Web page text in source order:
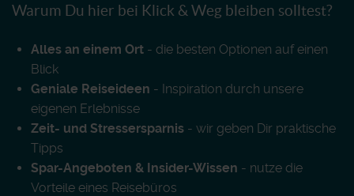
Warum Du hier bei Klick & Weg bleiben solltest?
Alles an einem Ort - die besten Optionen auf einen
Blick
Geniale Reiseideen - Inspiration durch unsere
eigenen Erlebnisse
Zeit- und Stressersparnis - wir geben Dir praktische
Tipps
Spar-Angeboten & Insider-Wissen - nutze die
Vorteile eines Reisebüros